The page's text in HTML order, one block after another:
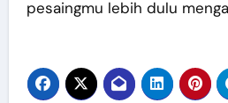
pesaingmu lebih dulu